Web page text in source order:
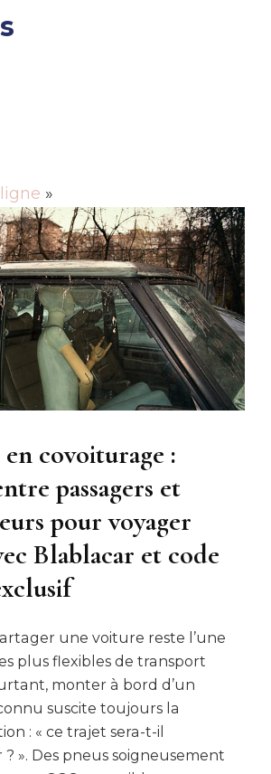
»
covoiturage :
passagers et
pour voyager
Blablacar et code
une voiture reste l’une
plus flexibles de transport
monter à bord d’un
suscite toujours la
: « ce trajet sera-t-il
». Des pneus soigneusement